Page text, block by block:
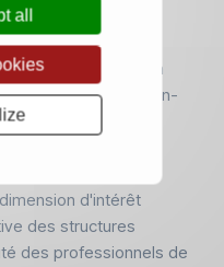
économiques et
d'amélioration
relationnelle, de bien-
problèmes et de
d'intérêt
des structures
des professionnels de
all